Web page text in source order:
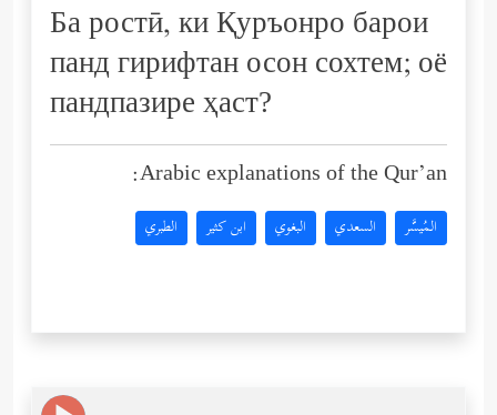
Ба ростӣ, ки Қуръонро барои
панд гирифтан осон сохтем; оё
пандпазире ҳаст?
Arabic explanations of the Qur’an:
المُيسَّر السعدي البغوي ابن كثير الطبري